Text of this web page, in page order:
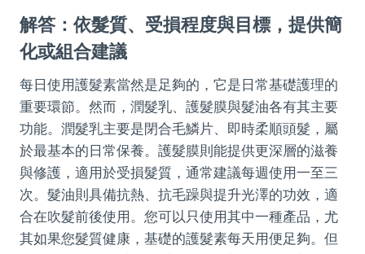
解答：依髮質、受損程度與目標，提供簡
化或組合建議
每日使用護髮素當然是足夠的，它是日常基礎護理的
重要環節。然而，潤髮乳、護髮膜與髮油各有其主要
功能。潤髮乳主要是閉合毛鱗片、即時柔順頭髮，屬
於最基本的日常保養。護髮膜則能提供更深層的滋養
與修護，適用於受損髮質，通常建議每週使用一至三
次。髮油則具備抗熱、抗毛躁與提升光澤的功效，適
合在吹髮前後使用。您可以只使用其中一種產品，尤
其如果您髮質健康，基礎的護髮素每天用便足夠。但